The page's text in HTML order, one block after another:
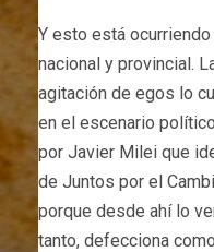
Y esto está
nacional y provincial.
agitación de egos lo
en el escenario
por Javier Milei que
de Juntos por el
porque desde ahí lo
tanto, defecciona